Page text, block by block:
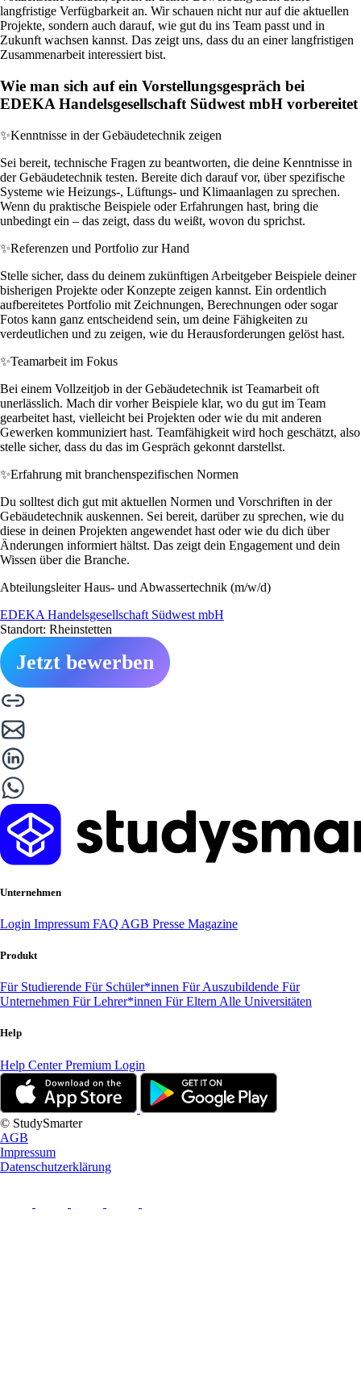
langfristige Verfügbarkeit an. Wir schauen nicht nur auf die aktuellen
Projekte, sondern auch darauf, wie gut du ins Team passt und in
Zukunft wachsen kannst. Das zeigt uns, dass du an einer langfristigen
Zusammenarbeit interessiert bist.
Wie man sich auf ein Vorstellungsgespräch bei
EDEKA Handelsgesellschaft Südwest mbH vorbereitet
✨Kenntnisse in der Gebäudetechnik zeigen
Sei bereit, technische Fragen zu beantworten, die deine Kenntnisse in
der Gebäudetechnik testen. Bereite dich darauf vor, über spezifische
Systeme wie Heizungs-, Lüftungs- und Klimaanlagen zu sprechen.
Wenn du praktische Beispiele oder Erfahrungen hast, bring die
unbedingt ein – das zeigt, dass du weißt, wovon du sprichst.
✨Referenzen und Portfolio zur Hand
Stelle sicher, dass du deinem zukünftigen Arbeitgeber Beispiele deiner
bisherigen Projekte oder Konzepte zeigen kannst. Ein ordentlich
aufbereitetes Portfolio mit Zeichnungen, Berechnungen oder sogar
Fotos kann ganz entscheidend sein, um deine Fähigkeiten zu
verdeutlichen und zu zeigen, wie du Herausforderungen gelöst hast.
✨Teamarbeit im Fokus
Bei einem Vollzeitjob in der Gebäudetechnik ist Teamarbeit oft
unerlässlich. Mach dir vorher Beispiele klar, wo du gut im Team
gearbeitet hast, vielleicht bei Projekten oder wie du mit anderen
Gewerken kommuniziert hast. Teamfähigkeit wird hoch geschätzt, also
stelle sicher, dass du das im Gespräch gekonnt darstellst.
✨Erfahrung mit branchenspezifischen Normen
Du solltest dich gut mit aktuellen Normen und Vorschriften in der
Gebäudetechnik auskennen. Sei bereit, darüber zu sprechen, wie du
diese in deinen Projekten angewendet hast oder wie du dich über
Änderungen informiert hältst. Das zeigt dein Engagement und dein
Wissen über die Branche.
Abteilungsleiter Haus- und Abwassertechnik (m/w/d)
EDEKA Handelsgesellschaft Südwest mbH
Standort: Rheinstetten
Jetzt bewerben
Unternehmen
Login Impressum FAQ AGB Presse Magazine
Produkt
Für Studierende Für Schüler*innen Für Auszubildende Für
Unternehmen Für Lehrer*innen Für Eltern Alle Universitäten
Help
Help CenterPremium Login
© StudySmarter
AGB
Impressum
Datenschutzerklärung